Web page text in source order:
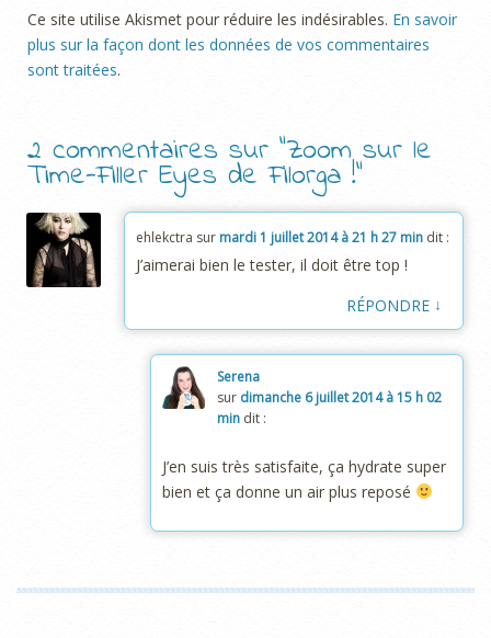
Ce site utilise Akismet pour réduire les indésirables. En savoir
plus sur la façon dont les données de vos commentaires
sont traitées.
2 commentaires sur “Zoom sur le
Time-Filler Eyes de Filorga !”
ehlekctra sur mardi 1 juillet 2014 à 21 h 27 min dit :
J’aimerai bien le tester, il doit être top !
RÉPONDRE ↓
Serena
sur dimanche 6 juillet 2014 à 15 h 02
min dit :
J’en suis très satisfaite, ça hydrate super
bien et ça donne un air plus reposé